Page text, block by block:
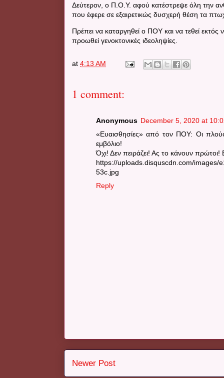
Δεύτερον, ο Π.Ο.Υ. αφού κατέστρεψε όλη την
που έφερε σε εξαιρετικώς δυσχερή θέση τα
Πρέπει να καταργηθεί ο ΠΟΥ και να τεθεί εκτός
προωθεί γενοκτονικές ιδεοληψίες.
at 4:13 AM
1 comment:
Anonymous December 5, 2020 at
«Ευαισθησίες» από τον ΠΟΥ: Οι
εμβόλιο!
Όχι! Δεν πειράζει! Ας το κάνουν πρώτοι!
https://uploads.disquscdn.com/
53c.jpg
Reply
Newer Post